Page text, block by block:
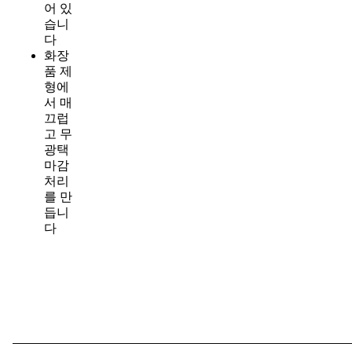
어 있
습니
다
화장
품 제
형에
서 매
끄럽
고 무
광택
마감
처리
를 만
듭니
다